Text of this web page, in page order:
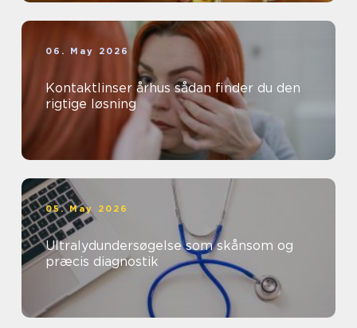
06. May 2026
Kontaktlinser århus sådan finder du den
rigtige løsning
05. May 2026
Ultralydundersøgelse som skånsom og
præcis diagnostik